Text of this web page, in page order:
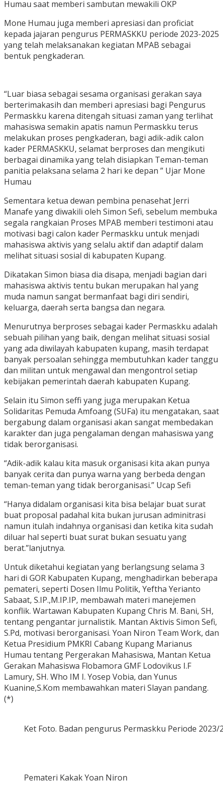
Humau saat memberi sambutan mewakili OKP
Mone Humau juga memberi apresiasi dan proficiat
kepada jajaran pengurus PERMASKKU periode 2023-2025
yang telah melaksanakan kegiatan MPAB sebagai
bentuk pengkaderan.
“Luar biasa sebagai sesama organisasi gerakan saya
berterimakasih dan memberi apresiasi bagi Pengurus
Permaskku karena ditengah situasi zaman yang terlihat
mahasiswa semakin apatis namun Permaskku terus
melakukan proses pengkaderan, bagi adik-adik calon
kader PERMASKKU, selamat berproses dan mengikuti
berbagai dinamika yang telah disiapkan Teman-teman
panitia pelaksana selama 2 hari ke depan ” Ujar Mone
Humau
Sementara ketua dewan pembina penasehat Jerri
Manafe yang diwakili oleh Simon Sefi, sebelum membuka
segala rangkaian Proses MPAB memberi testimoni atau
motivasi bagi calon kader Permaskku untuk menjadi
mahasiswa aktivis yang selalu aktif dan adaptif dalam
melihat situasi sosial di kabupaten Kupang.
Dikatakan Simon biasa dia disapa, menjadi bagian dari
mahasiswa aktivis tentu bukan merupakan hal yang
muda namun sangat bermanfaat bagi diri sendiri,
keluarga, daerah serta bangsa dan negara.
Menurutnya berproses sebagai kader Permaskku adalah
sebuah pilihan yang baik, dengan melihat situasi sosial
yang ada diwilayah kabupaten kupang, masih terdapat
banyak persoalan sehingga membutuhkan kader tanggu
dan militan untuk mengawal dan mengontrol setiap
kebijakan pemerintah daerah kabupaten Kupang.
Selain itu Simon seffi yang juga merupakan Ketua
Solidaritas Pemuda Amfoang (SUFa) itu mengatakan, saat
bergabung dalam organisasi akan sangat membedakan
karakter dan juga pengalaman dengan mahasiswa yang
tidak berorganisasi.
“Adik-adik kalau kita masuk organisasi kita akan punya
banyak cerita dan punya warna yang berbeda dengan
teman-teman yang tidak berorganisasi.” Ucap Sefi
“Hanya didalam organisasi kita bisa belajar buat surat
buat proposal padahal kita bukan jurusan adminitrasi
namun itulah indahnya organisasi dan ketika kita sudah
diluar hal seperti buat surat bukan sesuatu yang
berat.”lanjutnya.
Untuk diketahui kegiatan yang berlangsung selama 3
hari di GOR Kabupaten Kupang, menghadirkan beberapa
pemateri, seperti Dosen Ilmu Politik, Yeftha Yerianto
Sabaat, S.IP.,M.IP.IP, membawah materi manejemen
konflik. Wartawan Kabupaten Kupang Chris M. Bani, SH,
tentang pengantar jurnalistik. Mantan Aktivis Simon Sefi,
S.Pd, motivasi berorganisasi. Yoan Niron Team Work, dan
Ketua Presidium PMKRI Cabang Kupang Marianus
Humau tentang Pergerakan Mahasiswa, Mantan Ketua
Gerakan Mahasiswa Flobamora GMF Lodovikus I.F
Lamury, SH. Who IM I. Yosep Vobia, dan Yunus
Kuanine,S.Kom membawahkan materi Slayan pandang.
(*)
Ket Foto. Badan pengurus Permaskku Periode
Pemateri Kakak Yoan Niron